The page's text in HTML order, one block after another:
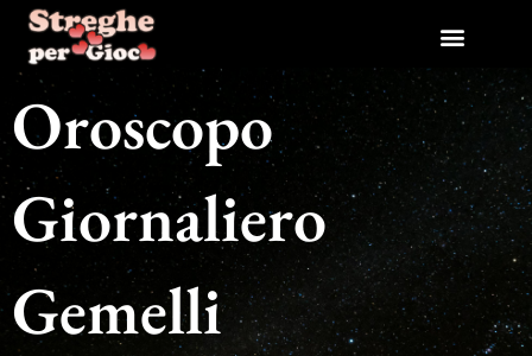
contenuto
Oroscopo
Giornaliero
Gemelli